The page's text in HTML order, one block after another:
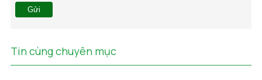
Gửi
Tin cùng chuyên mục